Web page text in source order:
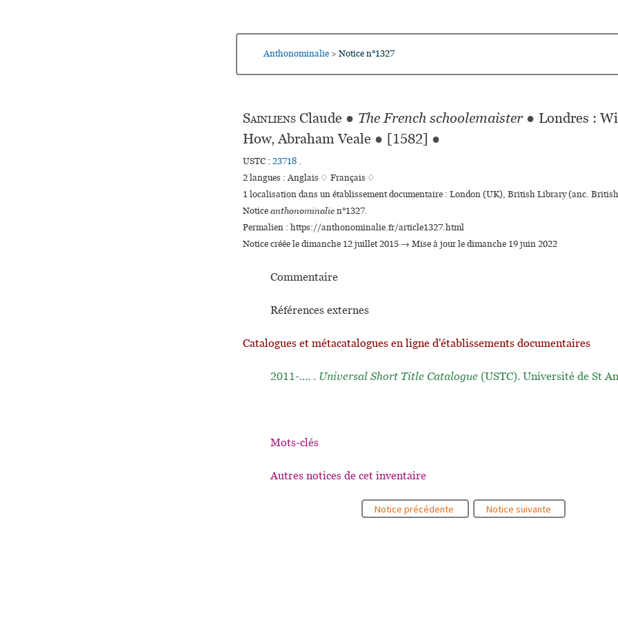
Anthonominalie > Notice n°1327
Sainliens Claude ● The French schoolemaister ● Londres :
How, Abraham Veale ● [1582] ●
USTC : 23718 .
2 langues :Anglais ♢ Français ♢
1 localisation dans un établissement documentaire : London (UK), British Library (anc.
Noticeanthonominalien°1327.
Permalien : https://anthonominalie.fr/article1327.html
Notice créée le dimanche 12 juillet 2015 → Mise à jour le dimanche 19 juin 2022
Commentaire
Références externes
Catalogues et métacatalogues en ligne d'établissements documentaires
2011-.... . Universal Short Title Catalogue (USTC). Université de St
Mots-clés
Autres notices de cet inventaire
Notice précédente Notice suivante